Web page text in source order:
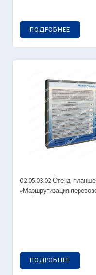
ПОДРОБНЕЕ
02.05.03.02 Стенд-
«Маршрутизация
ПОДРОБНЕЕ